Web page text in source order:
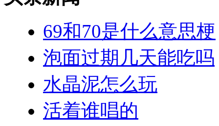
69和70是什么意思梗
泡面过期几天能吃吗
水晶泥怎么玩
活着谁唱的